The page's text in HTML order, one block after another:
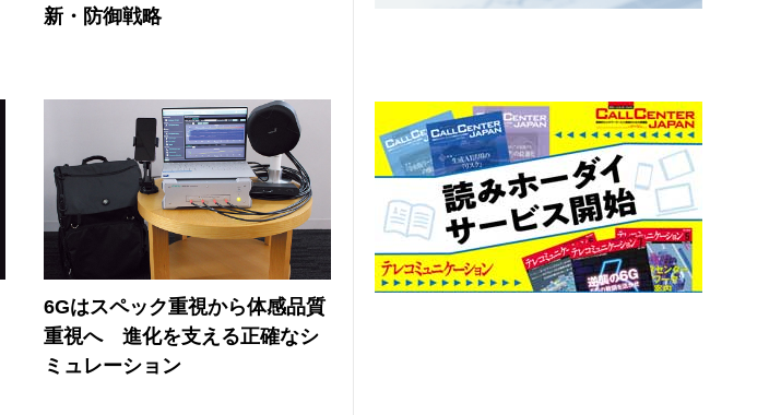
新・防御戦略
6Gはスペック重視から体感品質
重視へ 進化を支える正確なシ
ミュレーション